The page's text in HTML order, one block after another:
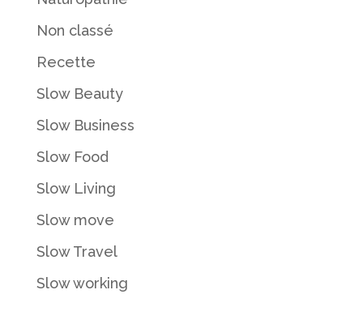
Non classé
Recette
Slow Beauty
Slow Business
Slow Food
Slow Living
Slow move
Slow Travel
Slow working